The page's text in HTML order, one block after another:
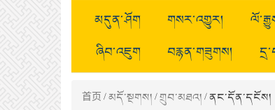
མདུན་ཤོག གསར་འགྱུར།
ཞིབ་འཇུག
བརྙན་གཟུགས།
首页/མདོ་སྔགས།/གྲུབ་མཐའ།/ ནང་དོན་དངོས།